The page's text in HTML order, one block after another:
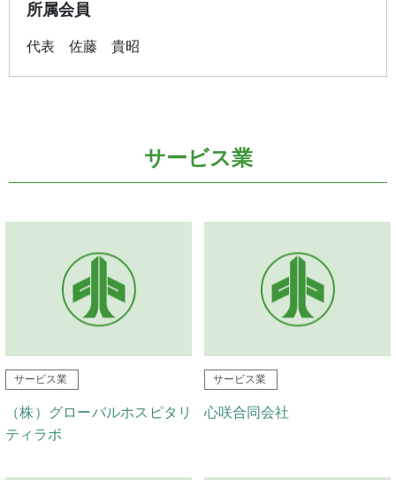
所属会員
代表 佐藤 貴昭
サービス業
サービス業
（株）グローバルホスピタリ
ティラボ
サービス業
心咲合同会社